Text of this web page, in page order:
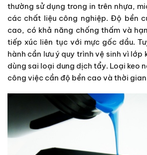
thường sử dụng trong in trên nhựa,
các chất liệu công nghiệp. Độ bền
cao, có khả năng chống thấm và
tiếp xúc liên tục với mực gốc dầu.
hành cần lưu ý quy trình vệ sinh vì lớp
dùng sai loại dung dịch tẩy. Loại keo
công việc cần độ bền cao và thời gian